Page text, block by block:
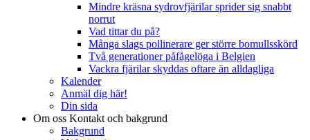
Mindre kräsna sydrovfjärilar sprider sig snabbt
norrut
Vad tittar du på?
Många slags pollinerare ger större bomullsskörd
Två generationer påfågelöga i Belgien
Vackra fjärilar skyddas oftare än alldagliga
Kalender
Anmäl dig här!
Din sida
Om oss Kontakt och bakgrund
Bakgrund